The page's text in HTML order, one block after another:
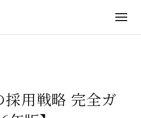
採用戦略 完全ガ